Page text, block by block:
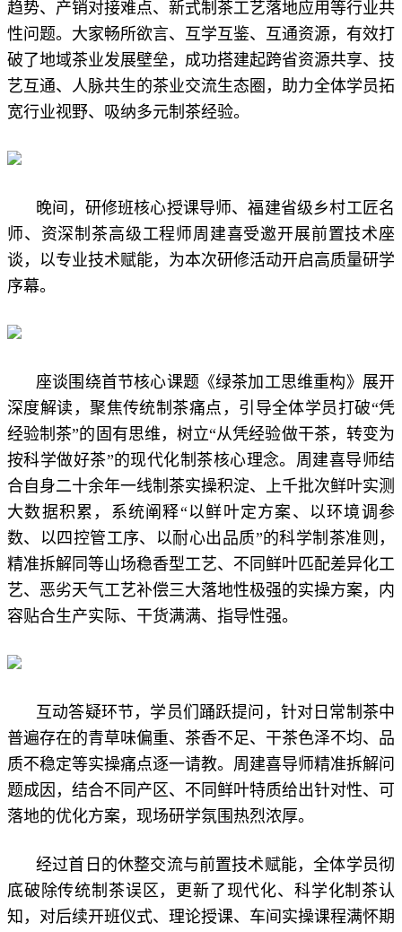
趋势、产销对接难点、新式制茶工艺落地应用等行业共
性问题。大家畅所欲言、互学互鉴、互通资源，有效打
破了地域茶业发展壁垒，成功搭建起跨省资源共享、技
艺互通、人脉共生的茶业交流生态圈，助力全体学员拓
宽行业视野、吸纳多元制茶经验。
晚间，研修班核心授课导师、福建省级乡村工匠名
师、资深制茶高级工程师周建喜受邀开展前置技术座
谈，以专业技术赋能，为本次研修活动开启高质量研学
序幕。
座谈围绕首节核心课题《绿茶加工思维重构》展开
深度解读，聚焦传统制茶痛点，引导全体学员打破“凭
经验制茶”的固有思维，树立“从凭经验做干茶，转变为
按科学做好茶”的现代化制茶核心理念。周建喜导师结
合自身二十余年一线制茶实操积淀、上千批次鲜叶实测
大数据积累，系统阐释“以鲜叶定方案、以环境调参
数、以四控管工序、以耐心出品质”的科学制茶准则，
精准拆解同等山场稳香型工艺、不同鲜叶匹配差异化工
艺、恶劣天气工艺补偿三大落地性极强的实操方案，内
容贴合生产实际、干货满满、指导性强。
互动答疑环节，学员们踊跃提问，针对日常制茶中
普遍存在的青草味偏重、茶香不足、干茶色泽不均、品
质不稳定等实操痛点逐一请教。周建喜导师精准拆解问
题成因，结合不同产区、不同鲜叶特质给出针对性、可
落地的优化方案，现场研学氛围热烈浓厚。
经过首日的休整交流与前置技术赋能，全体学员彻
底破除传统制茶误区，更新了现代化、科学化制茶认
知，对后续开班仪式、理论授课、车间实操课程满怀期